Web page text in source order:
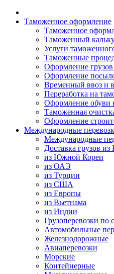
Таможенное оформление
Таможенное
Таможенный
Услуги
Таможенные
Оформление
Оформление
Временный ввоз и
Переработка на
Оформление обуви
Таможенная
Оформление
Международные
Международные
Доставка грузов из
из Южной Кореи
из ОАЭ
из Турции
из США
из Европы
из Вьетнама
из Индии
Грузоперевозки
Автомобильные
Железнодорожные
Авиаперевозки
Морские
Контейнерные